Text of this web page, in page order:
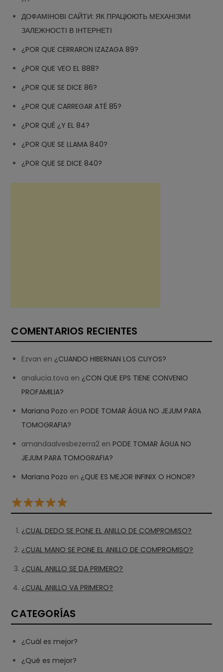
ДОФАМІНОВІ САЙТИ: ЯК ПРАЦЮЮТЬ МЕХАНІЗМИ
ЗАЛЕЖНОСТІ В ІНТЕРНЕТІ
¿POR QUE CERRARON IZAZAGA 89?
¿POR QUE VEO EL 888?
¿POR QUE SE DICE 86?
¿POR QUE CARREGAR ATÉ 85?
¿POR QUÉ ¿Y EL 84?
¿POR QUE SE LLAMA 840?
¿POR QUE SE DICE 840?
COMENTARIOS RECIENTES
Ezvan en ¿CUANDO HIBERNAN LOS CUYOS?
analucia.tova en ¿CON QUE EPS TIENE CONVENIO
PROFAMILIA?
Mariana Pozo enPODE TOMAR ÁGUA NO JEJUM PARA
TOMOGRAFIA?
amandaalvesbezerra2 enPODE TOMAR ÁGUA NO
JEJUM PARA TOMOGRAFIA?
Mariana Pozo en ¿QUE ES MEJOR INFINIX O HONOR?
¿CUAL DEDO SE PONE EL ANILLO DE COMPROMISO?
¿CUAL MANO SE PONE EL ANILLO DE COMPROMISO?
¿CUAL ANILLO SE DA PRIMERO?
¿CUAL ANILLO VA PRIMERO?
CATEGORÍAS
¿Cuál es mejor?
¿Qué es mejor?